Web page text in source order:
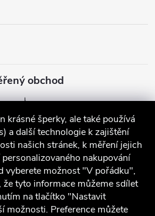
krásné šperky, ale také používá
a další technologie k zajištění
našich stránek, k měření jejich
nakupování
vyberete možnost "V pořádku",
tyto informace můžeme sdílet
na tlačítko "Nastavit
možnosti. Preference můžete
obchod